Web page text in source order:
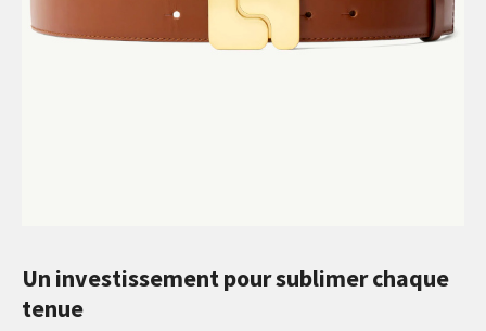
Un investissement pour sublimer chaque
tenue